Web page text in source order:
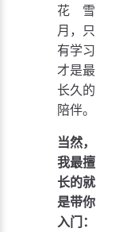
花雪
月，只
有学习
才是最
长久的
陪伴。
当然，
我最擅
长的就
是带你
入门：